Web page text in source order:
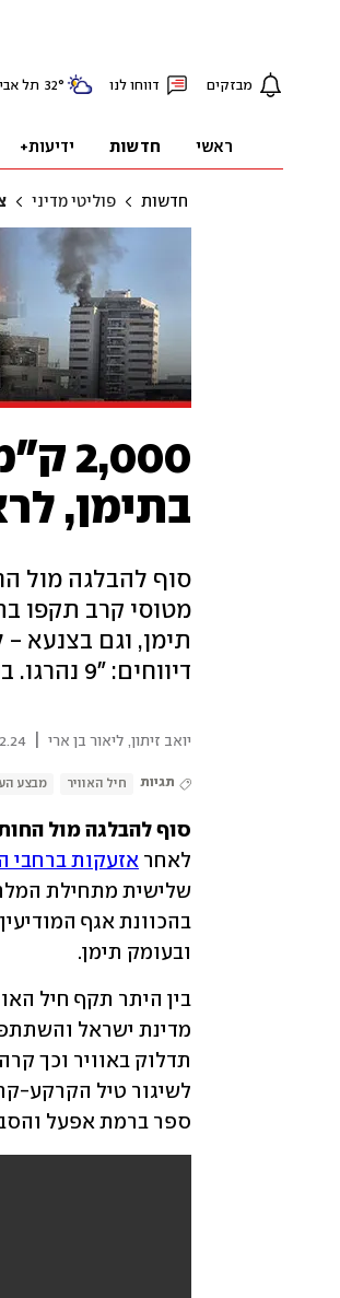
מבזקים דווחו לנו 32° תל
ראשי חדשות ידיעות+
חדשות פוליטי מדיני
בתימן,
סוף להבלגה מול
מטוסי קרב תקפו
תימן, וגם בצנעא -
דיווחים: "9 נהרגו. בין היעדים - נמל חודיידה, תחנות כוח ומתקן נפט"
יואב זיתון ליאור בן ארי | 03:06
תגיות חיל האוויר מבצע
סוף להבלגה מול
לאחר אזעקות ברחבי
ובעומק תימן.
ספר ברמת אפעל והסב